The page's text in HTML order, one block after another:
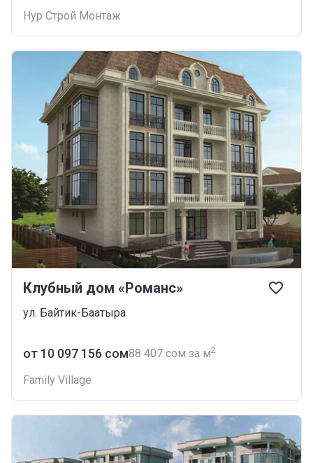
Нур Строй Монтаж
Клубный дом «Романс»
ул. Байтик-Баатыра
от ‍10 097 156 сом‍88 407 сом за м2
Family Village